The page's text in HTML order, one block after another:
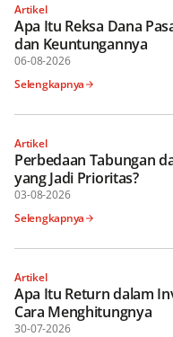
Artikel
Apa Itu Reksa Dana
dan Keuntungannya
06-08-2026
Selengkapnya
Artikel
Perbedaan Tabungan
yang Jadi Prioritas?
03-08-2026
Selengkapnya
Artikel
Apa Itu Return dalam
Cara Menghitungnya
30-07-2026